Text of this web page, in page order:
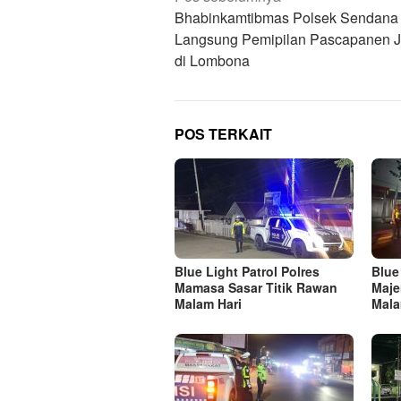
pos
Bhabinkamtibmas Polsek
Langsung Pemipilan Pascapanen
di Lombona
POS TERKAIT
Blue Light Patrol Polres
Mamasa Sasar Titik Rawan
Malam Hari